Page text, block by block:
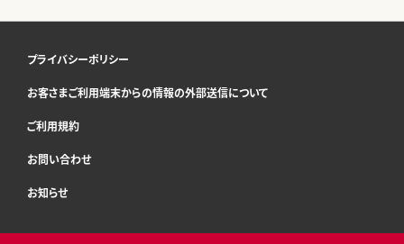
プライバシーポリシー
お客さまご利用端末からの情報の外部送信について
ご利用規約
お問い合わせ
お知らせ